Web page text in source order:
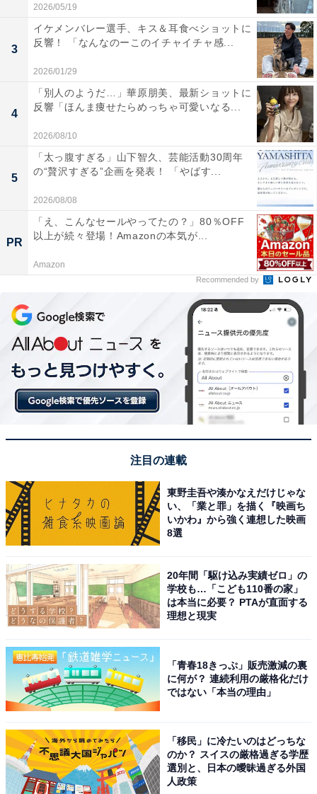
2026/05/19
3
イケメンバレー選手、キス＆耳食べショットに
反響！ 「なんなのーこのイチャイチャ感...
2026/01/29
4
「別人のようだ…」華原朋美、最新ショットに
反響「ほんま痩せたらめっちゃ可愛いなる...
2026/08/10
5
「太っ腹すぎる」山下智久、芸能活動30周年
の“贅沢すぎる”企画を発表！ 「やばす...
2026/08/08
PR
「え、こんなセールやってたの？」80％OFF
以上が続々登場！Amazonの本気が...
Amazon
Recommended by
注目の連載
東野圭吾や湊かなえだけじゃな
い、「業と罪」を描く『映画ち
いかわ』から強く連想した映画
8選
20年間「駆け込み実績ゼロ」の
学校も…「こども110番の家」
は本当に必要？ PTAが直面する
理想と現実
「青春18きっぷ」販売激減の裏
に何が？ 連続利用の厳格化だけ
ではない「本当の理由」
「移民」に冷たいのはどっちな
のか？ スイスの厳格過ぎる学歴
選別と、日本の曖昧過ぎる外国
人政策